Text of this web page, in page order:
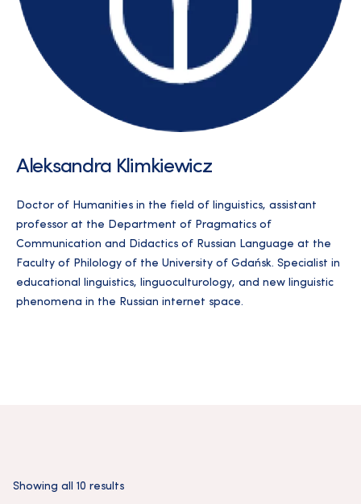
Aleksandra Klimkiewicz
Doctor of Humanities in the field of linguistics, assistant
professor at the Department of Pragmatics of
Communication and Didactics of Russian Language at the
Faculty of Philology of the University of Gdańsk. Specialist in
educational linguistics, linguoculturology, and new linguistic
phenomena in the Russian internet space.
Showing all 10 results